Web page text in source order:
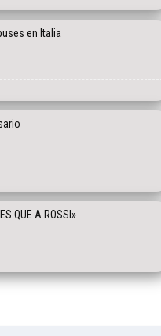
en Italia
QUE A ROSSI»